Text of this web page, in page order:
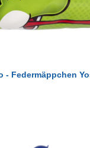
- Federmäppchen